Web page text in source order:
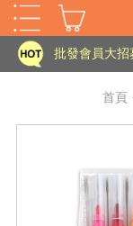
批發會員大
老師您好!!幼
海外購物免
首頁